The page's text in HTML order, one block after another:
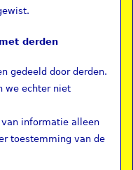
derden
gedeeld door derden.
we echter niet
van informatie alleen
toestemming van de